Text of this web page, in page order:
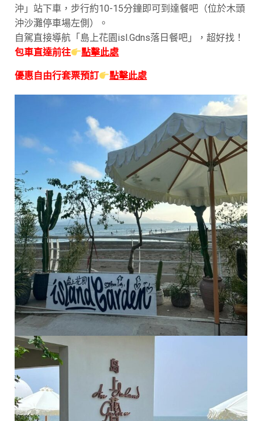
沖」站下車，步行約10-15分鐘即可到達餐吧（位於木頭
沖沙灘停車場左側）。
自駕直接導航「島上花園isl.Gdns落日餐吧」，超好找！
包車直達前往
點擊此處
優惠自由行套票預訂 點擊此處